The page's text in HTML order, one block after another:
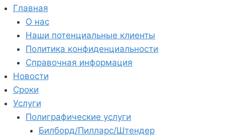
Главная
О нас
Наши потенциальные клиенты
Политика конфиденциальности
Справочная информация
Новости
Сроки
Услуги
Полиграфические услуги
Билборд/Пилларс/Штендер